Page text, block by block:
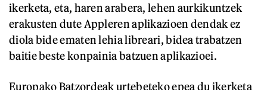
ikerketa, eta, haren arabera, lehen aurkikuntzek
erakusten dute Appleren aplikazioen dendak ez
diola bide ematen lehia libreari, bidea trabatzen
baitie beste konpainia batzuen aplikazioei.
Europako Batzordeak urtebeteko epea du ikerketa